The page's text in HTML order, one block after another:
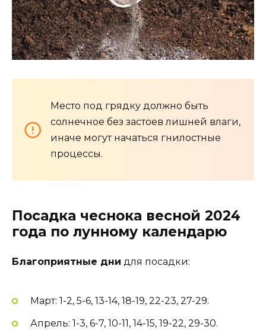
Место под грядку должно быть
солнечное без застоев лишней влаги,
иначе могут начаться гнилостные
процессы.
Посадка чеснока весной 2024
года по лунному календарю
Благоприятные дни для посадки:
Март: 1-2, 5-6, 13-14, 18-19, 22-23, 27-29.
Апрель: 1-3, 6-7, 10-11, 14-15, 19-22, 29-30.